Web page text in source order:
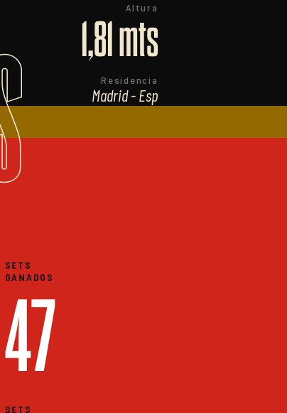
Altura
1,81 mts
Residencia
Madrid - Esp
SETS
GANADOS
47
SETS